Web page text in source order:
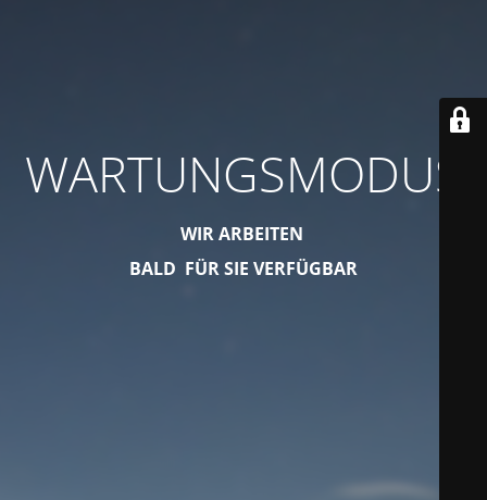
WARTUNGSMODUS
WIR ARBEITEN
BALD FÜR SIE VERFÜGBAR